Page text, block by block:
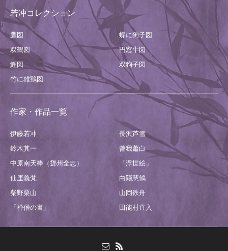
若冲コレクション
鷹図
蝶に狗子図
双鶴図
円窓牛図
鯉図
双狗子図
竹に雄鶏図
作家・作品一覧
伊藤若冲
長沢芦雪
鈴木其一
曾我蕭白
中原南天棒（鄧州全忠）
「浮世絵」
仙厓義梵
白隠慧鶴
柴野栗山
山岡鉄舟
「禅僧の書」
田能村直入